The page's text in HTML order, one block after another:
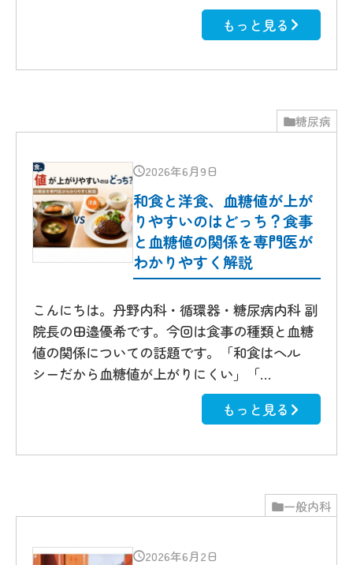
もっと見る
糖尿病
2026年6月9日
和食と洋食、血糖値が上が
りやすいのはどっち？食事
と血糖値の関係を専門医が
わかりやすく解説
こんにちは。丹野内科・循環器・糖尿病内科 副
院長の田邉優希です。今回は食事の種類と血糖
値の関係についての話題です。「和食はヘル
シーだから血糖値が上がりにくい」「…
もっと見る
一般内科
2026年6月2日